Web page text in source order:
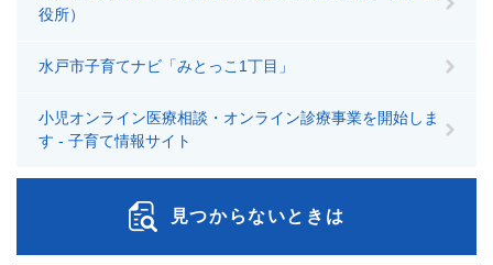
役所）
水戸市子育てナビ「みとっこ1丁目」
小児オンライン医療相談・オンライン診療事業を開始しま
す - 子育て情報サイト
見つからないときは